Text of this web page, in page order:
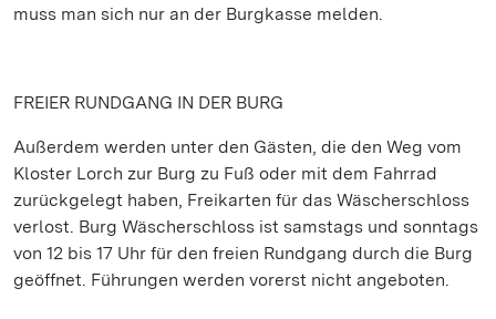
muss man sich nur an der Burgkasse melden.
FREIER RUNDGANG IN DER BURG
Außerdem werden unter den Gästen, die den Weg vom
Kloster Lorch zur Burg zu Fuß oder mit dem Fahrrad
zurückgelegt haben, Freikarten für das Wäscherschloss
verlost. Burg Wäscherschloss ist samstags und sonntags
von 12 bis 17 Uhr für den freien Rundgang durch die Burg
geöffnet. Führungen werden vorerst nicht angeboten.